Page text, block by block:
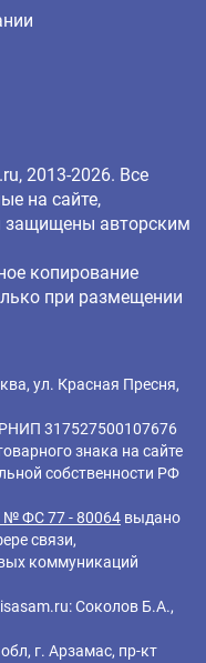
2013-2026. Все
на сайте,
защищены авторским
копирование
при размещении
ул. Красная Пресня,
317527500107676
знака на сайте
собственности РФ
№ ФС 77 - 80064 выдано
связи,
коммуникаций
Соколов Б.А.,
г. Арзамас, пр-кт